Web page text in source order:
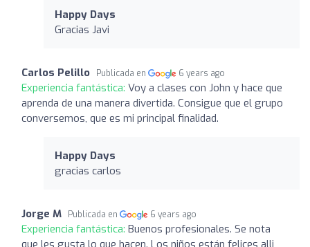
Happy Days
Gracias Javi
Carlos Pelillo Publicada en 6 years ago
Experiencia fantástica: Voy a clases con John y hace que
aprenda de una manera divertida. Consigue que el grupo
conversemos, que es mi principal finalidad.
Happy Days
gracias carlos
Jorge M Publicada en 6 years ago
Experiencia fantástica: Buenos profesionales. Se nota
que les gusta lo que hacen. Los niños están felices alli